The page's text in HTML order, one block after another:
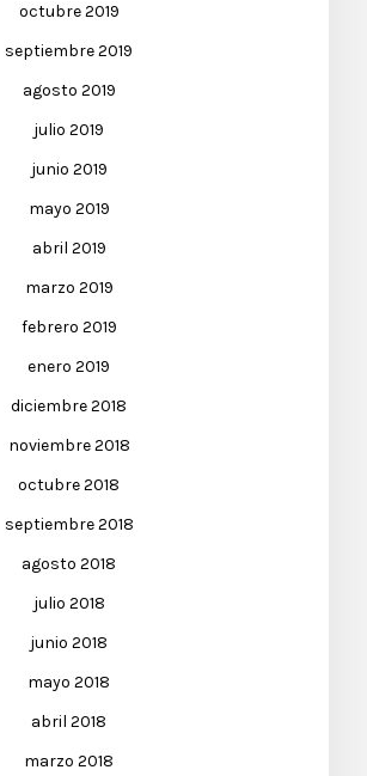
octubre 2019
septiembre 2019
agosto 2019
julio 2019
junio 2019
mayo 2019
abril 2019
marzo 2019
febrero 2019
enero 2019
diciembre 2018
noviembre 2018
octubre 2018
septiembre 2018
agosto 2018
julio 2018
junio 2018
mayo 2018
abril 2018
marzo 2018